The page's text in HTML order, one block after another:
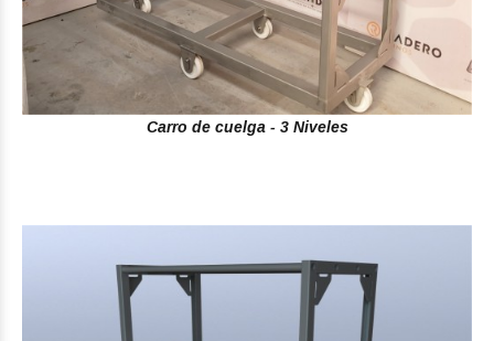
Carro de cuelga - 3 Niveles